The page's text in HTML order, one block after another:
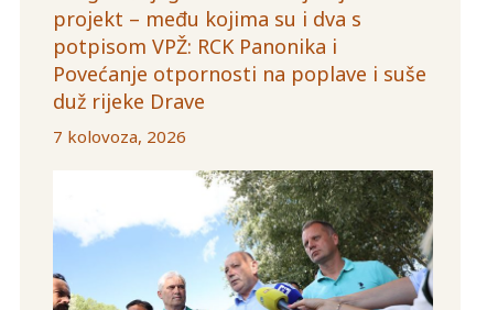
projekt – među kojima su i dva s
potpisom VPŽ: RCK Panonika i
Povećanje otpornosti na poplave i suše
duž rijeke Drave
7 kolovoza, 2026